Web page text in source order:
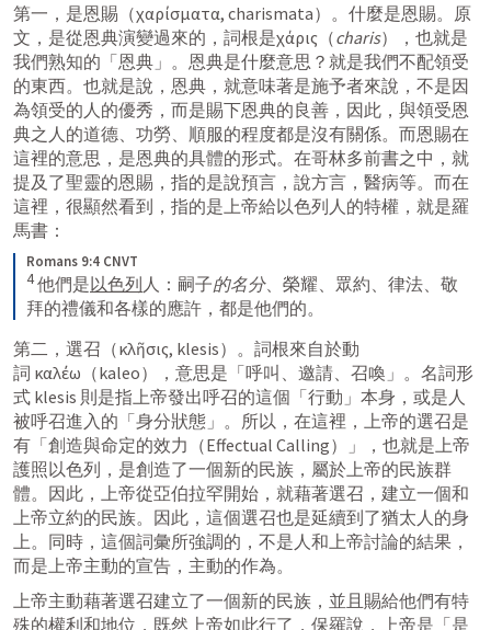
第一，是恩賜（χαρίσματα, charismata）。什麼是恩賜。原
文，是從恩典演變過來的，詞根是χάρις（charis），也就是
我們熟知的「恩典」。恩典是什麼意思？就是我們不配領受
的東西。也就是說，恩典，就意味著是施予者來說，不是因
為領受的人的優秀，而是賜下恩典的良善，因此，與領受恩
典之人的道德、功勞、順服的程度都是沒有關係。而恩賜在
這裡的意思，是恩典的具體的形式。在哥林多前書之中，就
提及了聖靈的恩賜，指的是說預言，說方言，醫病等。而在
這裡，很顯然看到，指的是上帝給以色列人的特權，就是羅
馬書：
Romans 9:4 CNVT
4 他們是以色列人：嗣子的名分、榮耀、眾約、律法、敬
拜的禮儀和各樣的應許，都是他們的。
第二，選召（κλῆσις, klesis）。詞根來自於動
詞 καλέω（kaleo），意思是「呼叫、邀請、召喚」。名詞形
式 klesis 則是指上帝發出呼召的這個「行動」本身，或是人
被呼召進入的「身分狀態」。所以，在這裡，上帝的選召是
有「創造與命定的效力（Effectual Calling）」，也就是上帝
護照以色列，是創造了一個新的民族，屬於上帝的民族群
體。因此，上帝從亞伯拉罕開始，就藉著選召，建立一個和
上帝立約的民族。因此，這個選召也是延續到了猶太人的身
上。同時，這個詞彙所強調的，不是人和上帝討論的結果，
而是上帝主動的宣告，主動的作為。
上帝主動藉著選召建立了一個新的民族，並且賜給他們有特
殊的權利和地位，既然上帝如此行了，保羅說，上帝是「是